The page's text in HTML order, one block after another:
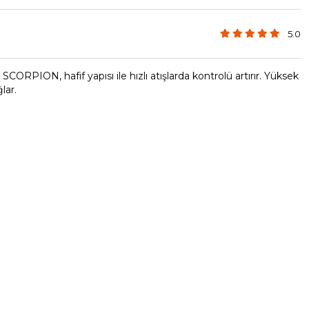
5.0
hafif yapısı ile hızlı atışlarda kontrolü artırır. Yüksek